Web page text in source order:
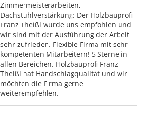
Zimmermeisterarbeiten,
Dachstuhlverstärkung: Der Holzbauprofi
Franz Theißl wurde uns empfohlen und
wir sind mit der Ausführung der Arbeit
sehr zufrieden. Flexible Firma mit sehr
kompetenten Mitarbeitern! 5 Sterne in
allen Bereichen. Holzbauprofi Franz
Theißl hat Handschlagqualität und wir
möchten die Firma gerne
weiterempfehlen.